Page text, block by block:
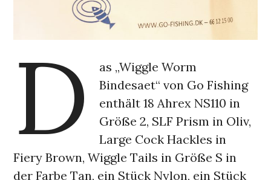
D
as „Wiggle Worm
Bindesaet“ von Go Fishing
enthält 18 Ahrex NS110 in
Größe 2, SLF Prism in Oliv,
Large Cock Hackles in
Fiery Brown, Wiggle Tails in Größe S in
der Farbe Tan, ein Stück Nylon, ein Stück